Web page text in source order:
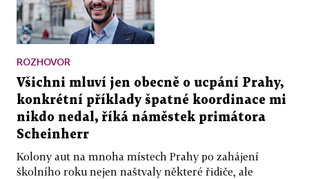
ROZHOVOR
Všichni mluví jen obecně o ucpání Prahy,
konkrétní příklady špatné koordinace mi
nikdo nedal, říká náměstek primátora
Scheinherr
Kolony aut na mnoha místech Prahy po zahájení
školního roku nejen naštvaly některé řidiče, ale